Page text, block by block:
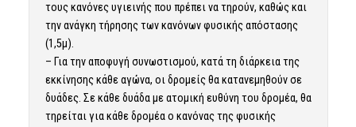
τους κανόνες υγιεινής που πρέπει να τηρούν, καθώς και
την ανάγκη τήρησης των κανόνων φυσικής απόστασης
(1,5μ).
– Για την αποφυγή συνωστισμού, κατά τη διάρκεια της
εκκίνησης κάθε αγώνα, οι δρομείς θα κατανεμηθούν σε
δυάδες. Σε κάθε δυάδα με ατομική ευθύνη του δρομέα, θα
τηρείται για κάθε δρομέα ο κανόνας της φυσικής